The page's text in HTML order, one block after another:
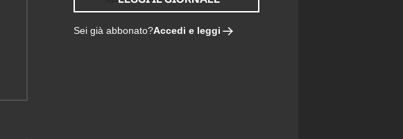
Sei già abbonato?Accedi e leggi